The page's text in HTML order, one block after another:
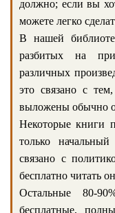
должно; если вы
можете легко
В нашей
разбитых на
различных
это связано с
выложены обычно
Некоторые книги
только
связано с
бесплатно читать
Остальные 80-
бесплатные,